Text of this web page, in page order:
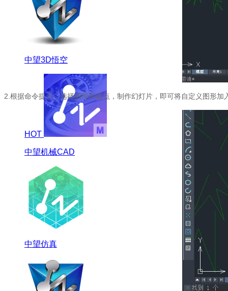
中望3D悟空
HOT
中望机械CAD
中望仿真
2.根据命令提示，选择图形和基点，制作幻灯片，即可将自定义图形加